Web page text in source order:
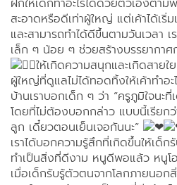
ฝึกให้เด็กทำอะไรได้ด้วยตัวเองตาม
สะอาดหรือดีเท่าผู้ใหญ่ แต่เค้าได้เริ่
และสามารถทำได้ดีขึ้นตามวันเวลา เ
เล็ก ๆ น้อย ๆ ช่วยสร้างบรรยากาศ
ให้เกิดความสนุกและเกิดสาย
ผู้ใหญ่ที่ดูแลไม่ได้ทอดทิ้งให้เค้าทำอ
บ้านเราบอกเด็ก ๆ ว่า “ครูภูมิใจนะ
โดยที่ไม่ต้องบอกกล่าว แบบนี้เรียก
ลูก เดี๋ยวตอนเย็นเจอกันนะ”
เราได้บอกความรู้สึกที่เกิดขึ้นให้เด็
ทำเป็นสิ่งที่ดีงาม หนูดีพอแล้ว หนูโ
เมื่อเด็กรับรู้ตัวตนจากโลกภายนอก